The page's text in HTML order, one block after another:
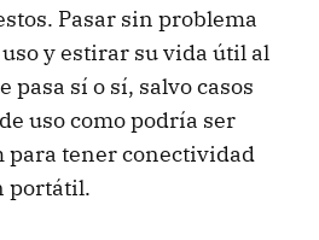
Pasar sin problema
y estirar su vida útil al
pasa sí o sí, salvo casos
uso como podría ser
para tener conectividad
portátil.